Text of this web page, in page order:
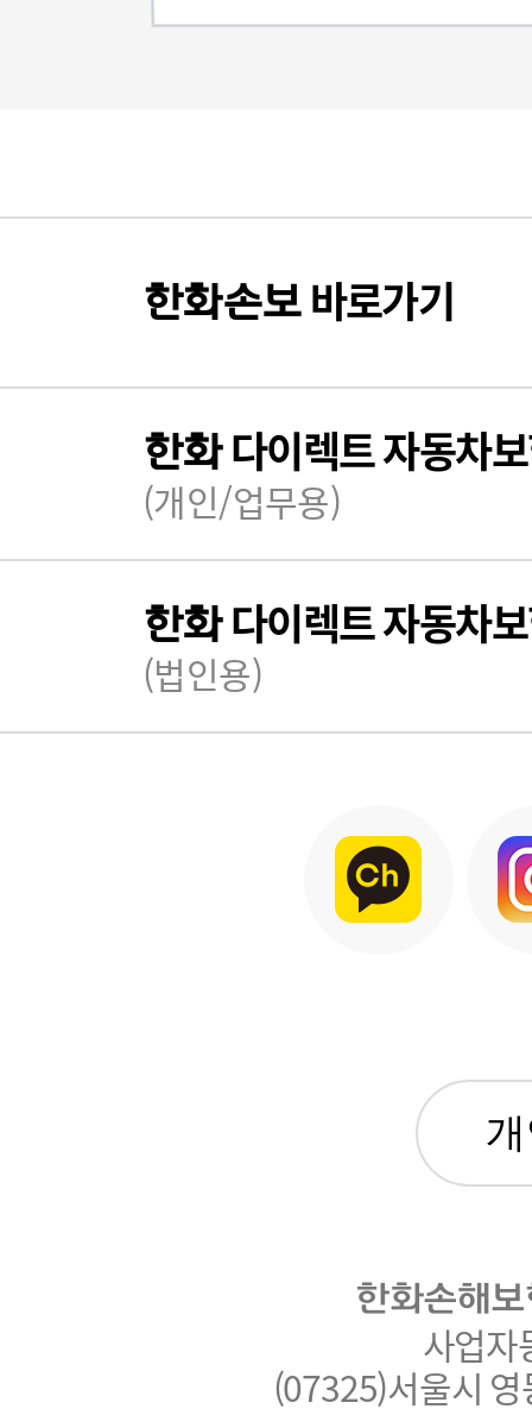
한화손보바로가기
한화다이렉트 자동차
(개인/업무용)
한화다이렉트 자동차
(법인용)
한화손해
사업
(07325)서울시